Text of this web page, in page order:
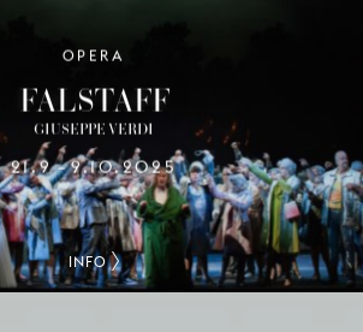
OPERA
FALSTAFF
GIUSEPPE VERDI
21.9–9.10.2025
INFO